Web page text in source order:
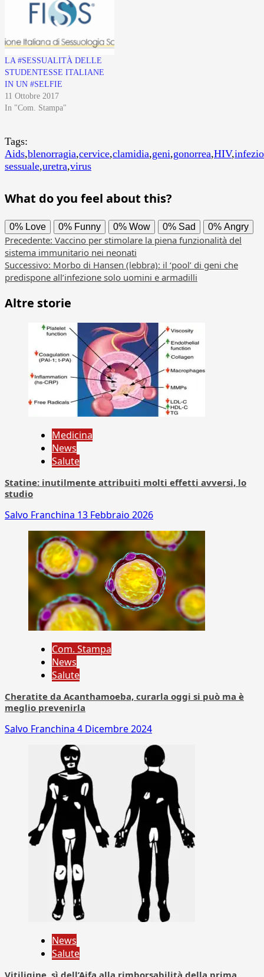
LA #SESSUALITÀ DELLE
STUDENTESSE ITALIANE
IN UN #SELFIE
11 Ottobre 2017
In "Com. Stampa"
Tags:
Aids,blenorragia,cervice,clamidia,geni,gonorrea,HIV,
sessuale,uretra,virus
What do you feel about this?
0% Love 0% Funny 0% Wow 0% Sad 0% Angry
Navigazione
articolo
Precedente: Vaccino per stimolare la piena funzionalità del
sistema immunitario nei neonati
Successivo: Morbo di Hansen (lebbra): il ‘pool’ di geni che
predispone all’infezione solo uomini e armadilli
Altre storie
Medicina
News
Salute
Statine: inutilmente attribuiti molti effetti avversi, lo
studio
Salvo Franchina 13 Febbraio 2026
Com. Stampa
News
Salute
Cheratite da Acanthamoeba, curarla oggi si può ma è
meglio prevenirla
Salvo Franchina 4 Dicembre 2024
News
Salute